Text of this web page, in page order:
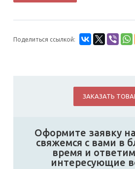
Поделиться ссылкой:
ЗАКАЗАТЬ
Оформите заявку
свяжемся с вами в
время и
интересующие